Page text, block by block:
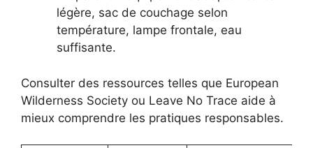
légère, sac de couchage selon
température, lampe frontale, eau
suffisante.
Consulter des ressources telles que European
Wilderness Society ou Leave No Trace aide à
mieux comprendre les pratiques responsables.